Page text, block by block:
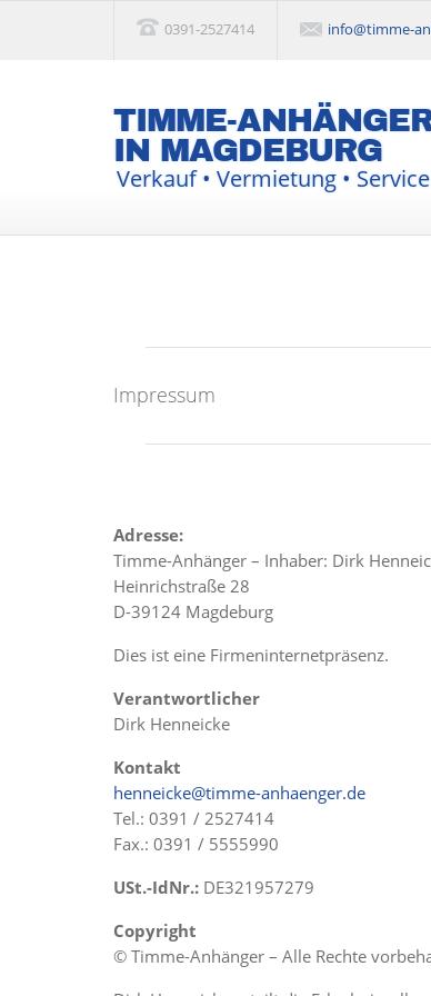
0391-2527414 info@timme-
TIMME-
IN MAGDEBURG
Verkauf • Vermietung • Service
Impressum
Adresse:
Timme-Anhänger – Inhaber: Dirk
Heinrichstraße 28
D-39124 Magdeburg
Dies ist eine Firmeninternetpräsenz.
Verantwortlicher
Dirk Henneicke
Kontakt
henneicke@timme-anhaenger.de
Tel.: 0391 / 2527414
Fax.: 0391 / 5555990
USt.-IdNr.: DE321957279
Copyright
© Timme-Anhänger – Alle Rechte